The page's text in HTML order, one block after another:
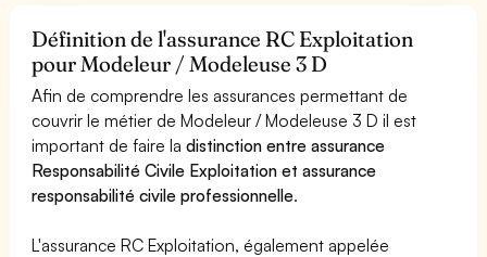
Définition de l'assurance RC Exploitation
pour Modeleur / Modeleuse 3 D
Afin de comprendre les assurances permettant de
couvrir le métier de Modeleur / Modeleuse 3 D il est
important de faire ladistinction entre assurance
Responsabilité Civile Exploitation et assurance
responsabilité civile professionnelle.
L'assurance RC Exploitation, également appelée